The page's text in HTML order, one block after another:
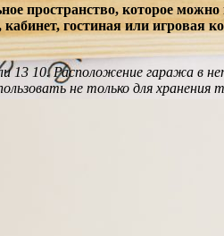
пространство, которое
гостиная или
10. Расположение гаража в
не только для хранения